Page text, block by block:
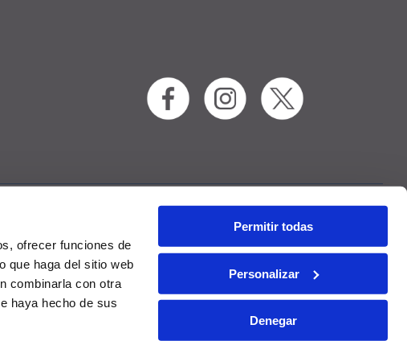
ofrecer funciones de
que haga del sitio web
combinarla con otra
haya hecho de sus
Permitir todas
Personalizar
Denegar
Club RAC Contakt